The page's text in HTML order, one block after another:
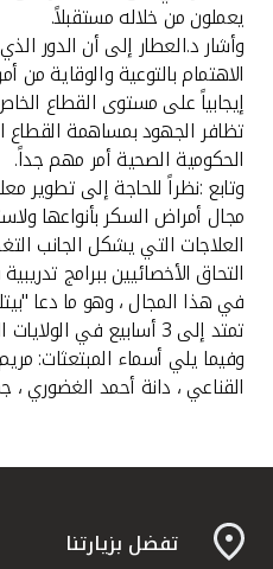
يعملون من خلاله مستقبلاً.
وأشار د.العطار إلى أن الدور
الاهتمام بالتوعية والوقاية
إيجابياً على مستوى القطاع
تظافر الجهود بمساهمة
الحكومية الصحية أمر مهم جداً.
وتابع :نظراً للحاجة إلى تطوير
مجال أمراض السكر بأنواعها
العلاجات التي يشكل الجانب
التحاق الأخصائيين ببرامج
في هذا المجال ، وهو ما دعا
تمتد إلى 3 أسابيع في الولايات المتحدة.
وفيما يلي أسماء المبتعثات:
القناعي ، دانة أحمد الغضوري ،
تفضل بزيارتنا